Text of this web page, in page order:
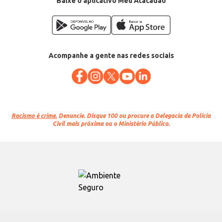
Acompanhe a gente nas redes sociais
Racismo é crime. Denuncie. Disque 100 ou procure a Delegacia de Polícia
Civil mais próxima ou o Ministério Público.